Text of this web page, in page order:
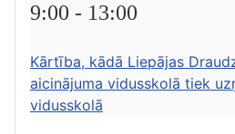
9:00 - 13:00
Kārtība, kādā Liepājas
aicinājuma vidusskolā tiek
vidusskolā